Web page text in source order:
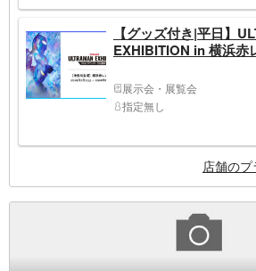
【グッズ付き|平日】
EXHIBITION in 横浜赤
展示会・展覧会
指定無し
店舗の